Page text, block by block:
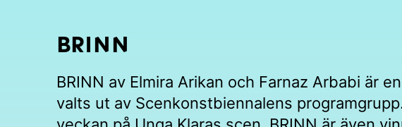
BRINN
BRINN av Elmira Arikan och Farnaz Arbabi är
valts ut av Scenkonstbiennalens